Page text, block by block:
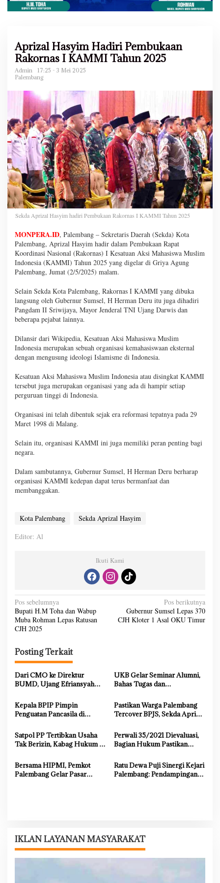
Aprizal Hasyim Hadiri Pembukaan
Rakornas I KAMMI Tahun 2025
Admin
17:25 - 3 Mei 2025
Palembang
Sekda Aprizal Hasyim hadiri Pembukaan Rakornas I KAMMI Tahun 2025
MONPERA.ID, Palembang – Sekretaris Daerah (Sekda) Kota
Palembang, Aprizal Hasyim hadir dalam Pembukaan Rapat
Koordinasi Nasional (Rakornas) I Kesatuan Aksi Mahasiswa Muslim
Indonesia (KAMMI) Tahun 2025 yang digelar di Griya Agung
Palembang, Jumat (2/5/2025) malam.
Selain Sekda Kota Palembang, Rakornas I KAMMI yang dibuka
langsung oleh Gubernur Sumsel, H Herman Deru itu juga dihadiri
Pangdam II Sriwijaya, Mayor Jenderal TNI Ujang Darwis dan
beberapa pejabat lainnya.
Dilansir dari Wikipedia, Kesatuan Aksi Mahasiswa Muslim
Indonesia merupakan sebuah organisasi kemahasiswaan eksternal
dengan mengusung ideologi Islamisme di Indonesia.
Kesatuan Aksi Mahasiswa Muslim Indonesia atau disingkat KAMMI
tersebut juga merupakan organisasi yang ada di hampir setiap
perguruan tinggi di Indonesia.
Organisasi ini telah dibentuk sejak era reformasi tepatnya pada 29
Maret 1998 di Malang.
Selain itu, organisasi KAMMI ini juga memiliki peran penting bagi
negara.
Dalam sambutannya, Gubernur Sumsel, H Herman Deru berharap
organisasi KAMMI kedepan dapat terus bermanfaat dan
membanggakan.
Kota Palembang
Sekda Aprizal Hasyim
Editor: Al
Ikuti Kami
N
a
v
i
g
a
s
i
p
o
s
Pos sebelumnya
Bupati H.M Toha dan Wabup
Muba Rohman Lepas Ratusan
CJH 2025
Pos berikutnya
Gubernur Sumsel Lepas 370
CJH Kloter 1 Asal OKU Timur
Posting Terkait
Dari CMO ke Direktur
BUMD, Ujang Efriansyah
Integritas dalam Memimpin
UKB Gelar Seminar Alumni,
Bahas Tugas dan
Menyalurkan Aspirasi Rakyat
Kepala BPIP Pimpin
Penguatan Pancasila di
Pastikan Warga Palembang
Tercover BPJS, Sekda Aprizal
BPJS Kesehatan
Satpol PP Tertibkan Usaha
Tak Berizin, Kabag Hukum :
Prosedur
Perwali 35/2021 Dievaluasi,
Bagian Hukum Pastikan
Bersama HIPMI, Pemkot
Palembang Gelar Pasar
Ratu Dewa Puji Sinergi Kejari
Palembang: Pendampingan
IKLAN LAYANAN MASYARAKAT